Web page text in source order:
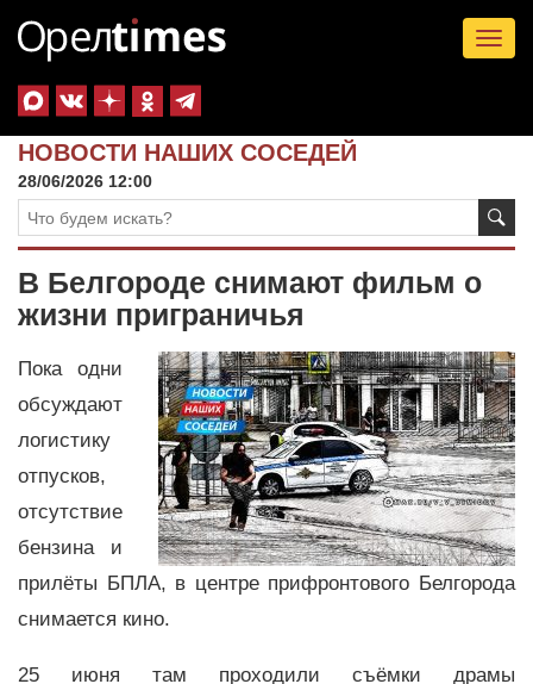
НОВОСТИ НАШИХ СОСЕДЕЙ
28/06/2026 12:00
В Белгороде снимают фильм о
жизни приграничья
Пока одни
обсуждают
логистику
отпусков,
отсутствие
бензина и
прилёты БПЛА, в центре прифронтового Белгорода
снимается кино.
25 июня там проходили съёмки драмы